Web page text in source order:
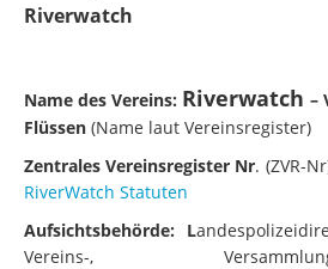
Riverwatch
Name des Vereins: Riverwatch –
Flüssen (Name laut Vereinsregister)
Zentrales Vereinsregister Nr. (ZVR-
RiverWatch Statuten
Aufsichtsbehörde: L
Vereins-,